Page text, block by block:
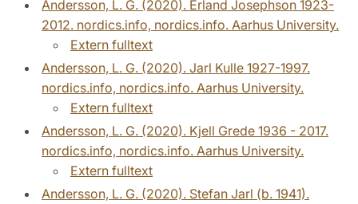
Andersson, L. G. (2020). Erland Josephson 1923-
2012. nordics.info, nordics.info. Aarhus University.
Extern fulltext
Andersson, L. G. (2020). Jarl Kulle 1927-1997.
nordics.info, nordics.info. Aarhus University.
Extern fulltext
Andersson, L. G. (2020). Kjell Grede 1936 -­ 2017.
nordics.info, nordics.info. Aarhus University.
Extern fulltext
Andersson, L. G. (2020). Stefan Jarl (b. 1941).